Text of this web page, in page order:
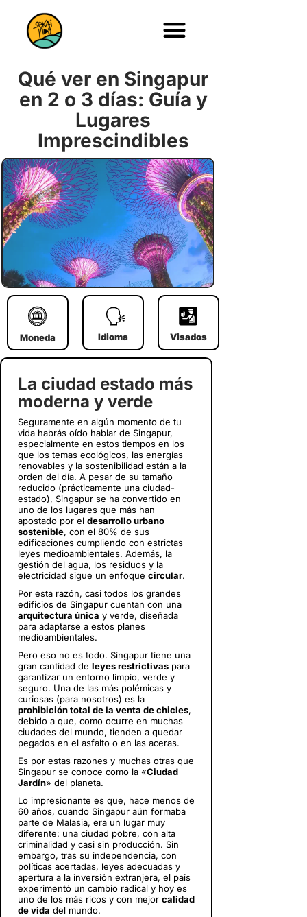
Qué ver en Singapur
en 2 o 3 días: Guía y
Lugares
Imprescindibles
Moneda Idioma Visados
La ciudad estado más
moderna y verde
Seguramente en algún momento de tu
vida habrás oído hablar de Singapur,
especialmente en estos tiempos en los
que los temas ecológicos, las energías
renovables y la sostenibilidad están a la
orden del día. A pesar de su tamaño
reducido (prácticamente una ciudad-
estado), Singapur se ha convertido en
uno de los lugares que más han
apostado por el desarrollo urbano
sostenible, con el 80% de sus
edificaciones cumpliendo con estrictas
leyes medioambientales. Además, la
gestión del agua, los residuos y la
electricidad sigue un enfoque circular.
Por esta razón, casi todos los grandes
edificios de Singapur cuentan con una
arquitectura única y verde, diseñada
para adaptarse a estos planes
medioambientales.
Pero eso no es todo. Singapur tiene una
gran cantidad de leyes restrictivas para
garantizar un entorno limpio, verde y
seguro. Una de las más polémicas y
curiosas (para nosotros) es la
prohibición total de la venta de chicles,
debido a que, como ocurre en muchas
ciudades del mundo, tienden a quedar
pegados en el asfalto o en las aceras.
Es por estas razones y muchas otras que
Singapur se conoce como la «Ciudad
Jardín» del planeta.
Lo impresionante es que, hace menos de
60 años, cuando Singapur aún formaba
parte de Malasia, era un lugar muy
diferente: una ciudad pobre, con alta
criminalidad y casi sin producción. Sin
embargo, tras su independencia, con
políticas acertadas, leyes adecuadas y
apertura a la inversión extranjera, el país
experimentó un cambio radical y hoy es
uno de los más ricos y con mejor calidad
de vida del mundo.